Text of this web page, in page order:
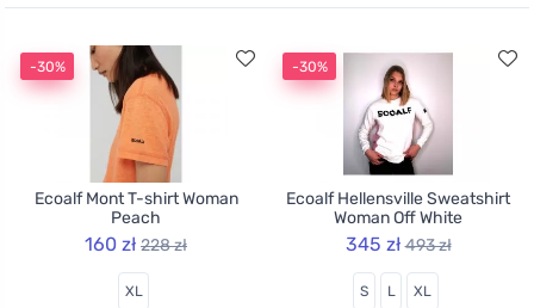
-30%
Ecoalf Mont T-shirt Woman
Peach
160 zł 228 zł
XL
-30%
Ecoalf Hellensville Sweatshirt
Woman Off White
345 zł 493 zł
S L XL